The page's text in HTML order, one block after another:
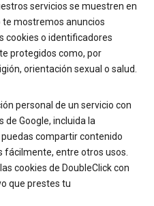
servicios se muestren en
te mostremos anuncios
cookies o identificadores
protegidos como, por
orientación sexual o salud.
personal de un servicio con
de Google, incluida la
compartir contenido
fácilmente, entre otros usos.
cookies de DoubleClick con
que prestes tu